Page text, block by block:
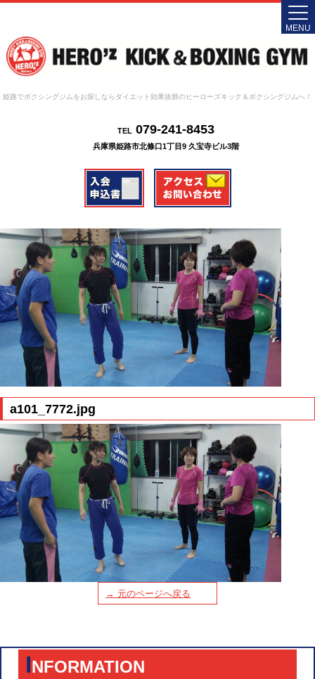
姫路でボクシングジムをお探しならダイエット効果抜群のヒーローズキック＆ボクシングジムへ！
TEL079-241-8453
兵庫県姫路市北條口1丁目9 久宝寺ビル3階
MENU
a101_7772.jpg
→ 元のページへ戻る
INFORMATION